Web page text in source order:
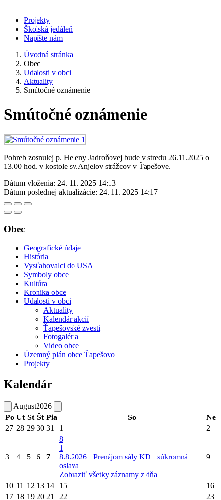
Projekty
Školská jedáleň
Napíšte nám
Úvodná stránka
Obec
Udalosti v obci
Aktuality
Smútočné oznámenie
Smútočné oznámenie
Pohreb zosnulej p. Heleny Jadroňovej bude v stredu 26.11.2025 o
13.00 hod. v kostole sv.Anjelov strážcov v Ťapešove.
Dátum vloženia: 24. 11. 2025 14:13
Dátum poslednej aktualizácie: 24. 11. 2025 14:17
Obec
Geografické údaje
História
Vysťahovalci do USA
Symboly obce
Kultúra
Kronika obce
Udalosti v obci
Aktuality
Kalendár akcií
Ťapešovské zvesti
Fotogaléria
Video obce
Územný plán obce Ťapešovo
Projekty
Kalendár
August2026
Po Ut St Št Pia So
Ne
27 28 29 30 31 1 2
3 4 5 6 7
8
1
8.8.2026 - Prenájom sály KD - súkromná
oslava
Zobraziť všetky záznamy z dňa
9
10 11 12 13 14 15
16
17 18 19 20 21 22
23